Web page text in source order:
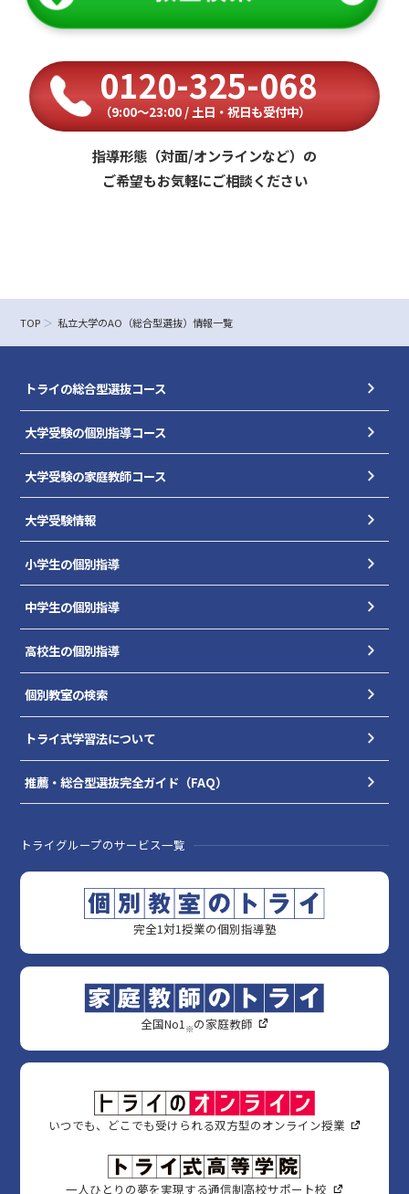
0120-325-068
（9:00〜23:00 / 土日・祝日も受付中）
指導形態（対面/オンラインなど）の
ご希望もお気軽にご相談ください
TOP 私立大学のAO（総合型選抜）情報一覧
トライの総合型選抜コース
大学受験の個別指導コース
大学受験の家庭教師コース
大学受験情報
小学生の個別指導
中学生の個別指導
高校生の個別指導
個別教室の検索
トライ式学習法について
推薦・総合型選抜完全ガイド（FAQ）
トライグループのサービス一覧
完全1対1授業の個別指導塾
全国No1 ※の家庭教師
いつでも、どこでも受けられる双方型のオンライン授業
一人ひとりの夢を実現する通信制高校サポート校